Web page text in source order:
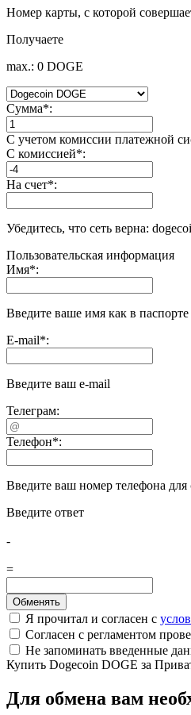
Номер карты, с которой
Получаете
max.: 0 DOGE
Сумма*:
С учетом комиссии платежной
С комиссией*:
На счет*:
Убедитесь, что сеть верна:
Пользовательская информация
Имя*:
Введите ваше имя как в
E-mail*:
Введите ваш e-mail
Телеграм:
Телефон*:
Введите ваш номер телефона для
Введите ответ
-
=
Я прочитал и согласен с
Согласен с регламентом
Не запоминать введенные
Купить Dogecoin DOGE за
Для обмена вам